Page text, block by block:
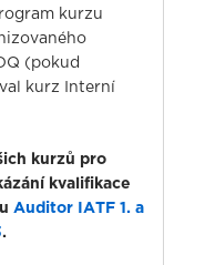
kurzu
(pokud
kurz Interní
kurzů pro
kvalifikace
Auditor IATF 1. a
.